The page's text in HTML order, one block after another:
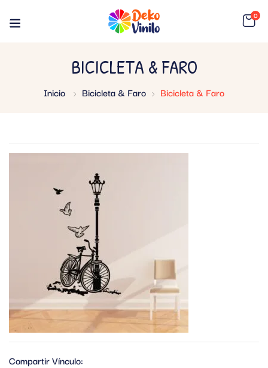
0
BICICLETA & FARO
Inicio Bicicleta & Faro Bicicleta & Faro
Compartir Vínculo: